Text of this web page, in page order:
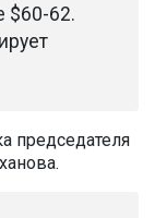
$60-62.
председателя